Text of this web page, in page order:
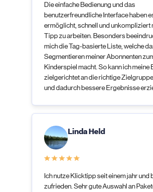
Die einfache Bedienung und das
benutzerfreundliche Interface haben
ermöglicht, schnell und unkompliziert
Tipp zu arbeiten. Besonders
mich die Tag-basierte Liste, welche
Segmentieren meiner Abonnenten
Kinderspiel macht. So kann ich meine
zielgerichtet an die richtige
und dadurch bessere Ergebnisse
Linda Held
Ich nutze Klicktipp seit einem jahr und
zufrieden. Sehr gute Auswahl an